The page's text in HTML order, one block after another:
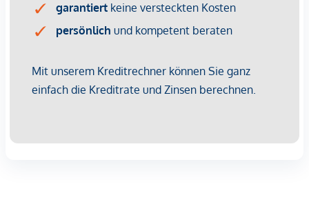
Infrastruktur / Entfernungen
Klinik <750m